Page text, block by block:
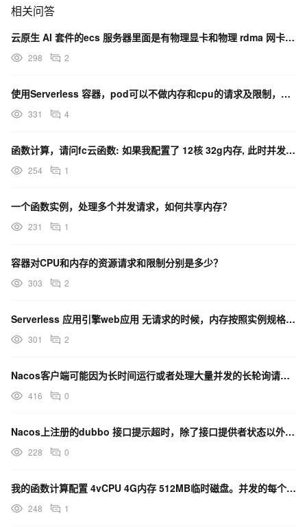
相关问答
云原生 AI 套件的ecs 服务器里面是有物理显卡和物理 rdma 网卡的吗？
298 2
使用Serverless 容器，pod可以不做内存和cpu的请求及限制，按服务的实际使用来分配吗？
331 4
函数计算，请问fc云函数: 如果我配置了 12核 32g内存, 此时并发5个请求那么是每一个请求都会
254 1
一个函数实例，处理多个并发请求，如何共享内存？
231 1
容器对CPU和内存的资源请求和限制分别是多少？
303 2
Serverless 应用引擎web应用 无请求的时候，内存按照实例规格收费么？
301 2
Nacos客户端可能因为长时间运行或者处理大量并发的长轮询请求，导致内存消耗殆尽怎么办？
416 0
Nacos上注册的dubbo 接口提示超时，除了接口提供者状态以外是否与nacos启动内存有关系呢？
228 0
我的函数计算配置 4vCPU 4G内存 512MB临时磁盘。并发的每个请求都会有这么多的资源执行？
248 1